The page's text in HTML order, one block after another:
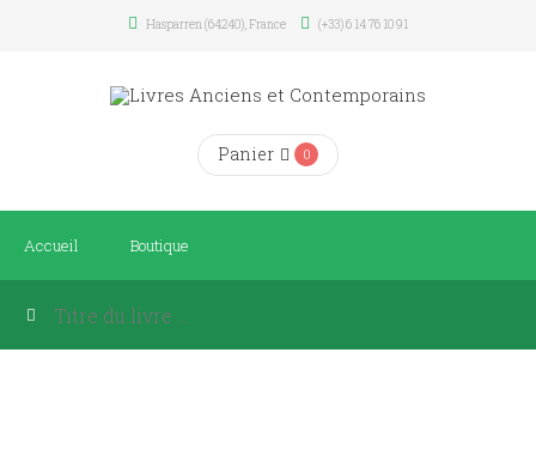
Hasparren (64240), France (+33) 6 14 76 10 91
Panier 0
Accueil Boutique